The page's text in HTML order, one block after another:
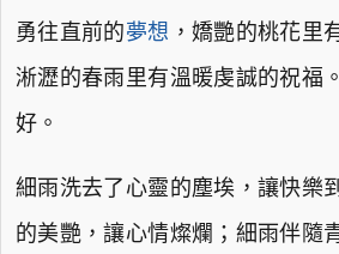
勇往直前的夢想 ，嬌艷的桃花里
淅瀝的春雨里有溫暖虔誠的祝福
好。
細雨洗去了心靈的塵埃，讓快樂
的美艷，讓心情燦爛；細雨伴隨